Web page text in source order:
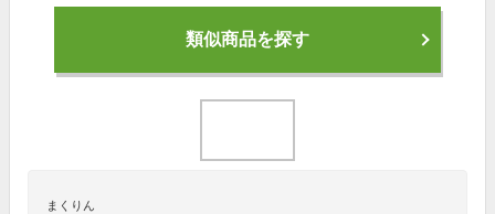
類似商品を探す
まくりん